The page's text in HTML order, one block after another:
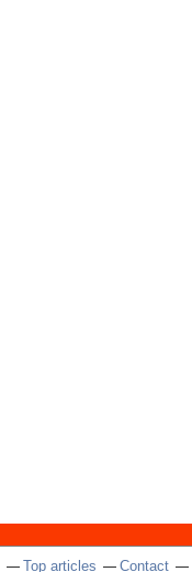
Top articles Contact